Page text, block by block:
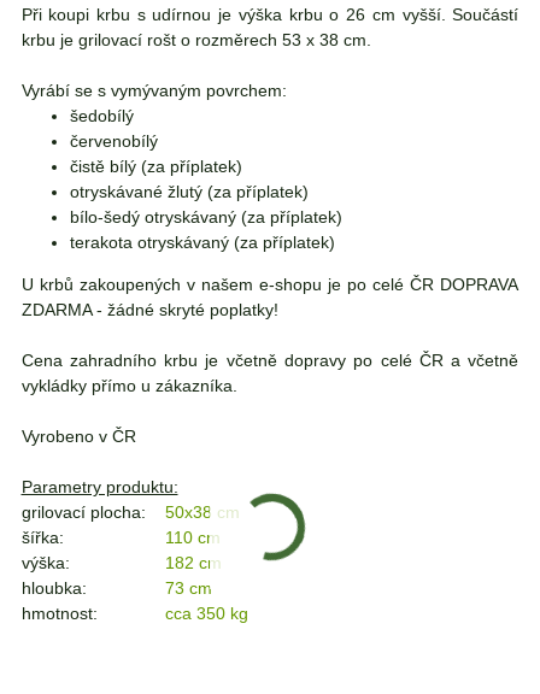
Při koupi krbu s udírnou je výška krbu o 26 cm vyšší. Součástí
krbu je grilovací rošt o rozměrech 53 x 38 cm.
Vyrábí se s vymývaným povrchem:
šedobílý
červenobílý
čistě bílý (za příplatek)
otryskávané žlutý (za příplatek)
bílo-šedý otryskávaný (za příplatek)
terakota otryskávaný (za příplatek)
U krbů zakoupených v našem e-shopu je po celé ČR DOPRAVA
ZDARMA - žádné skryté poplatky!
Cena zahradního krbu je včetně dopravy po celé ČR a včetně
vykládky přímo u zákazníka.
Vyrobeno v ČR
Parametry produktu:
grilovací plocha:
50x38 cm
šířka:
110 cm
výška:
182 cm
hloubka:
73 cm
hmotnost:
cca 350 kg